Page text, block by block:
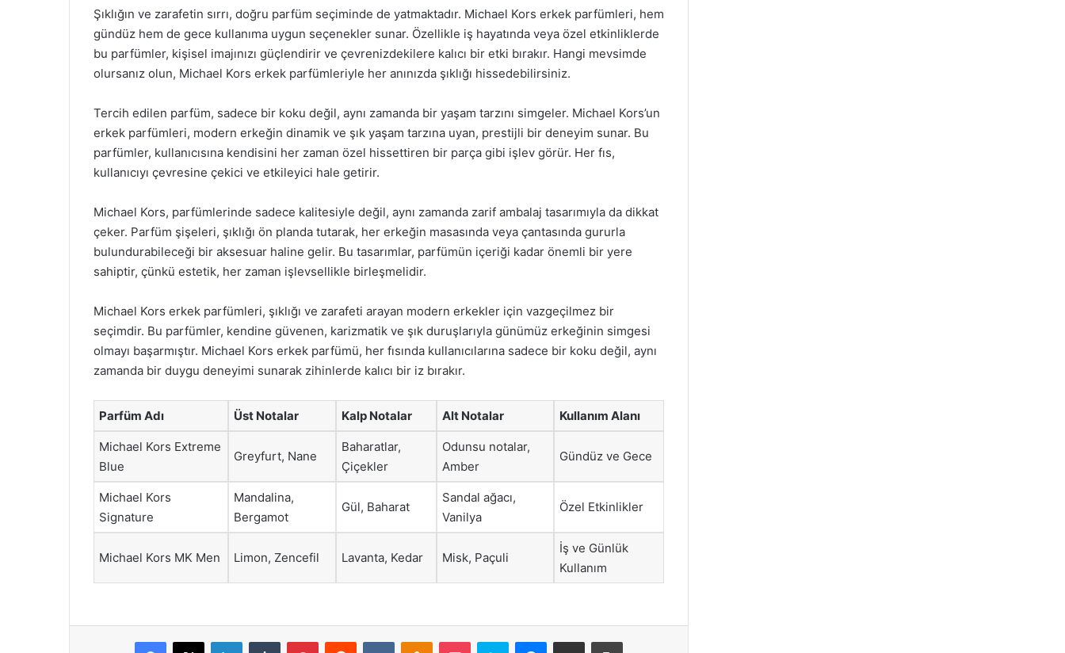
Şıklığın ve zarafetin sırrı, doğru parfüm seçiminde de yatmaktadır. Michael Kors erkek parfümleri, hem
gündüz hem de gece kullanıma uygun seçenekler sunar. Özellikle iş hayatında veya özel etkinliklerde
bu parfümler, kişisel imajınızı güçlendirir ve çevrenizdekilere kalıcı bir etki bırakır. Hangi mevsimde
olursanız olun, Michael Kors erkek parfümleriyle her anınızda şıklığı hissedebilirsiniz.
Tercih edilen parfüm, sadece bir koku değil, aynı zamanda bir yaşam tarzını simgeler. Michael Kors’un
erkek parfümleri, modern erkeğin dinamik ve şık yaşam tarzına uyan, prestijli bir deneyim sunar. Bu
parfümler, kullanıcısına kendisini her zaman özel hissettiren bir parça gibi işlev görür. Her fıs,
kullanıcıyı çevresine çekici ve etkileyici hale getirir.
Michael Kors, parfümlerinde sadece kalitesiyle değil, aynı zamanda zarif ambalaj tasarımıyla da dikkat
çeker. Parfüm şişeleri, şıklığı ön planda tutarak, her erkeğin masasında veya çantasında gururla
bulundurabileceği bir aksesuar haline gelir. Bu tasarımlar, parfümün içeriği kadar önemli bir yere
sahiptir, çünkü estetik, her zaman işlevsellikle birleşmelidir.
Michael Kors erkek parfümleri, şıklığı ve zarafeti arayan modern erkekler için vazgeçilmez bir
seçimdir. Bu parfümler, kendine güvenen, karizmatik ve şık duruşlarıyla günümüz erkeğinin simgesi
olmayı başarmıştır. Michael Kors erkek parfümü, her fısında kullanıcılarına sadece bir koku değil, aynı
zamanda bir duygu deneyimi sunarak zihinlerde kalıcı bir iz bırakır.
Parfüm Adı Üst Notalar Kalp Notalar Alt Notalar Kullanım Alanı
Michael Kors Extreme
Blue
Greyfurt, Nane
Baharatlar,
Çiçekler
Odunsu notalar,
Amber
Gündüz ve Gece
Michael Kors
Signature
Mandalina,
Bergamot
Gül, Baharat
Sandal ağacı,
Vanilya
Özel Etkinlikler
Michael Kors MK Men Limon, Zencefil Lavanta, Kedar Misk, Paçuli
İş ve Günlük
Kullanım
Facebook
X LinkedInTumblr PinterestReddit VKontakteOdnoklassniki
Pocket Skype Messenger
E-Posta ile paylaş Yazdır